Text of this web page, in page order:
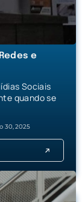
e
Sociais
quando se
30, 2025